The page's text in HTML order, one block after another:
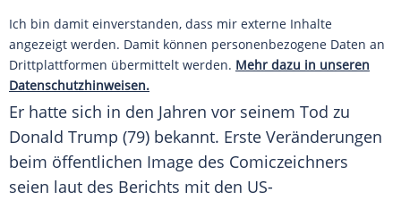
Ich bin damit einverstanden, dass mir externe Inhalte
angezeigt werden. Damit können personenbezogene Daten an
Drittplattformen übermittelt werden. Mehr dazu in unseren
Datenschutzhinweisen.
Er hatte sich in den Jahren vor seinem Tod zu
Donald Trump (79) bekannt. Erste Veränderungen
beim öffentlichen Image des Comiczeichners
seien laut des Berichts mit den US-